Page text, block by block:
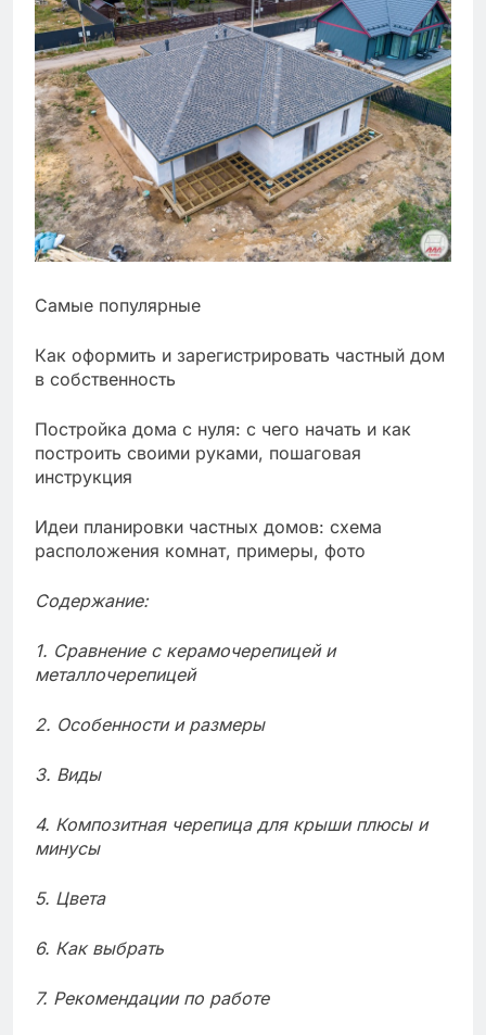
Самые популярные
Как оформить и зарегистрировать частный дом
в собственность
Постройка дома с нуля: с чего начать и как
построить своими руками, пошаговая
инструкция
Идеи планировки частных домов: схема
расположения комнат, примеры, фото
Содержание:
1. Cравнение с керамочерепицей и
металлочерепицей
2. Особенности и размеры
3. Виды
4. Композитная черепица для крыши плюсы и
минусы
5. Цвета
6. Как выбрать
7. Рекомендации по работе